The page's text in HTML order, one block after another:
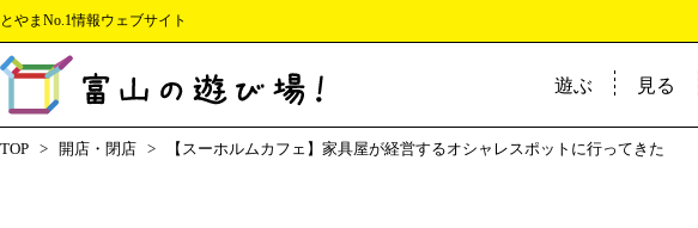
とやまNo.1情報ウェブサイト
遊ぶ 見る
TOP 開店・閉店 【スーホルムカフェ】家具屋が経営するオシャレスポットに行ってきた